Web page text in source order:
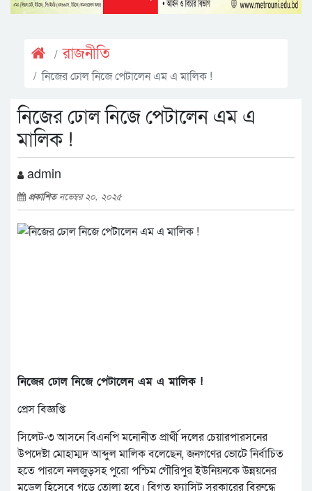
রাজনীতি
নিজের ঢোল নিজে পেটালেন এম এ মালিক !
নিজের ঢোল নিজে পেটালেন এম এ
মালিক !
admin
প্রকাশিতনভেম্বর ২০, ২০২৫
নিজের ঢোল নিজে পেটালেন এম এ মালিক !
প্রেস বিজ্ঞপ্তি
সিলেট-৩ আসনে বিএনপি মনোনীত প্রার্থী দলের চেয়ারপারসনের
উপদেষ্টা মোহাম্মদ আব্দুল মালিক বলেছেন, জনগণের ভোটে নির্বাচিত
হতে পারলে নলজুড়সহ পুরো পশ্চিম গৌরিপুর ইউনিয়নকে উন্নয়নের
মডেল হিসেবে গড়ে তোলা হবে। বিগত ফ্যাসিট সরকারের বিরুদ্ধে